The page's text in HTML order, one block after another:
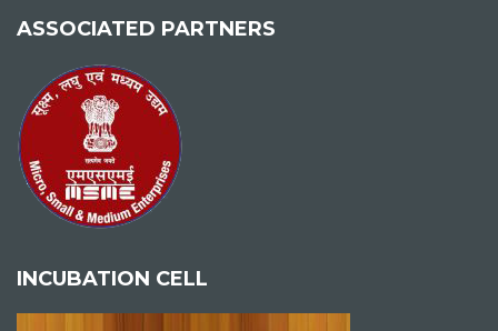
ASSOCIATED PARTNERS
INCUBATION CELL